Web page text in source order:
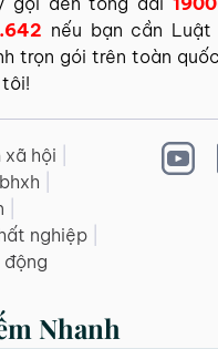
nếu bạn cần Luật
trọn gói trên toàn
xã hội
bhxh
nghiệp
động
Nhanh